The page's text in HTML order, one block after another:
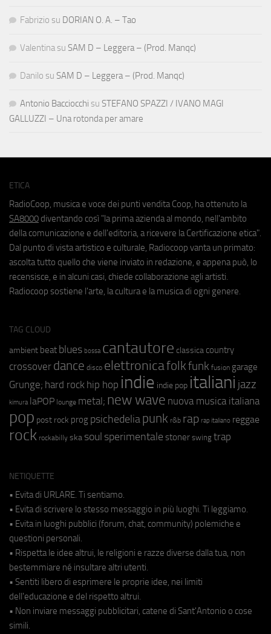
Fabrizio su DORIAN O. A. – Tao
Valentina su SAM D – Leggera – (Prod. Manqc)
Danilo su SAM D – Leggera – (Prod. Manqc)
Antonio Bacciocchi su STEFANO SPAZZI / IVANO MAGI
GALLUZZI – Una rotonda per amare
ETICA
RadioCoop, musica e voce dei punti vendita Coop, ha ottenuto la
SA8000 diventando così "la prima azienda al mondo, nell'ambito
della comunicazione e dell'editoria, a ricevere la Certificazione etica".
Dal punto di vista artistico e culturale, Radiocoop vanta un primato:
ascolta tutto quello che viene inviato in redazione, e appena può, lo
recensisce, e in alcuni casi, chiede collaborazione agli artisti.
Radiocoop sostiene l'arte, la cultura e la musica di ogni genere.
TAG CLOUD
ambient beat blues bossa cantautore classica country
crossover dance disco elettronicafolkfunk fusion garage
Grunge; hard rock hip hop indie indie pop italiani jazz
kimura laPOP lounge metal; new wave nuova musica italiana
pop post rock prog psichedeliapunk r&b rap rap italiano reggae
rock rockabilly ska soul sperimentale stoner swing trap
NETIQUETTE
• Evita di URLARE. Ti sentiamo.
• Evita di scrivere lo stesso messaggio in più luoghi. Ti leggiamo.
• Evita in luoghi pubblici (forum, chat, community) polemiche e
questioni personali.
• Rispetta le idee altrui, le religioni e razze diverse dalla tua, non
bestemmiare né insultare altri utenti.
• Sentiti libero di esprimere le proprie idee, nei limiti
dell'educazione e del rispetto altrui.
• Non inviare messaggi pubblicitari, catene di Sant'Antonio o cose
simili.